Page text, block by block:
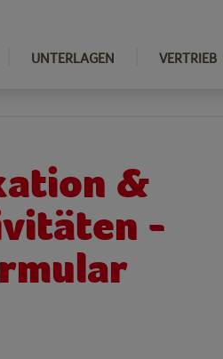
UNTERLAGEN VERTRIEB
&
-